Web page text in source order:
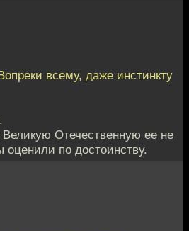
всему, даже инстинкту
Отечественную ее не
по достоинству.